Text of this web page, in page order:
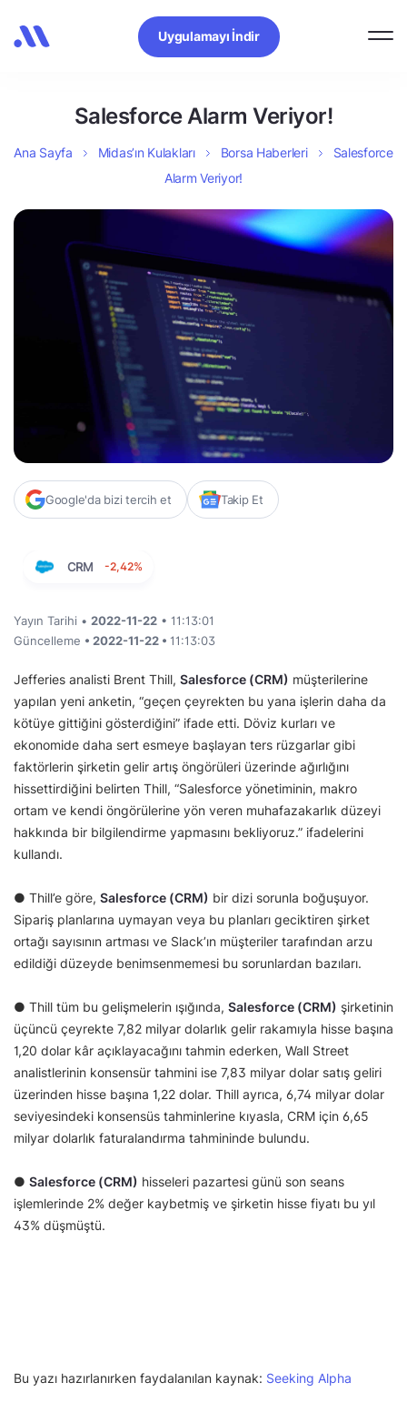
Uygulamayı İndir
Salesforce Alarm Veriyor!
Ana Sayfa Midas’ın Kulakları Borsa Haberleri
Salesforce
Alarm Veriyor!
Google'da bizi tercih et Takip Et
CRM -2,42%
Yayın Tarihi • 2022-11-22 • 11:13:01
Güncelleme • 2022-11-22 • 11:13:03
Jefferies analisti Brent Thill, Salesforce (CRM) müşterilerine
yapılan yeni anketin, “geçen çeyrekten bu yana işlerin daha da
kötüye gittiğini gösterdiğini” ifade etti. Döviz kurları ve
ekonomide daha sert esmeye başlayan ters rüzgarlar gibi
faktörlerin şirketin gelir artış öngörüleri üzerinde ağırlığını
hissettirdiğini belirten Thill, “Salesforce yönetiminin, makro
ortam ve kendi öngörülerine yön veren muhafazakarlık düzeyi
hakkında bir bilgilendirme yapmasını bekliyoruz.” ifadelerini
kullandı.
● Thill’e göre, Salesforce (CRM) bir dizi sorunla boğuşuyor.
Sipariş planlarına uymayan veya bu planları geciktiren şirket
ortağı sayısının artması ve Slack’ın müşteriler tarafından arzu
edildiği düzeyde benimsenmemesi bu sorunlardan bazıları.
● Thill tüm bu gelişmelerin ışığında, Salesforce (CRM) şirketinin
üçüncü çeyrekte 7,82 milyar dolarlık gelir rakamıyla hisse başına
1,20 dolar kâr açıklayacağını tahmin ederken, Wall Street
analistlerinin konsensür tahmini ise 7,83 milyar dolar satış geliri
üzerinden hisse başına 1,22 dolar. Thill ayrıca, 6,74 milyar dolar
seviyesindeki konsensüs tahminlerine kıyasla, CRM için 6,65
milyar dolarlık faturalandırma tahmininde bulundu.
● Salesforce (CRM) hisseleri pazartesi günü son seans
işlemlerinde 2% değer kaybetmiş ve şirketin hisse fiyatı bu yıl
43% düşmüştü.
Bu yazı hazırlanırken faydalanılan kaynak: Seeking Alpha